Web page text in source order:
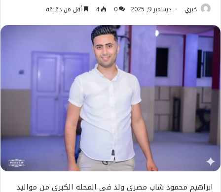
خيري ديسمبر 9, 2025 0
4 أقل من دقيقة
ابراهيم محمود شاب مصري ولد في المحله الكبرى من مواليد